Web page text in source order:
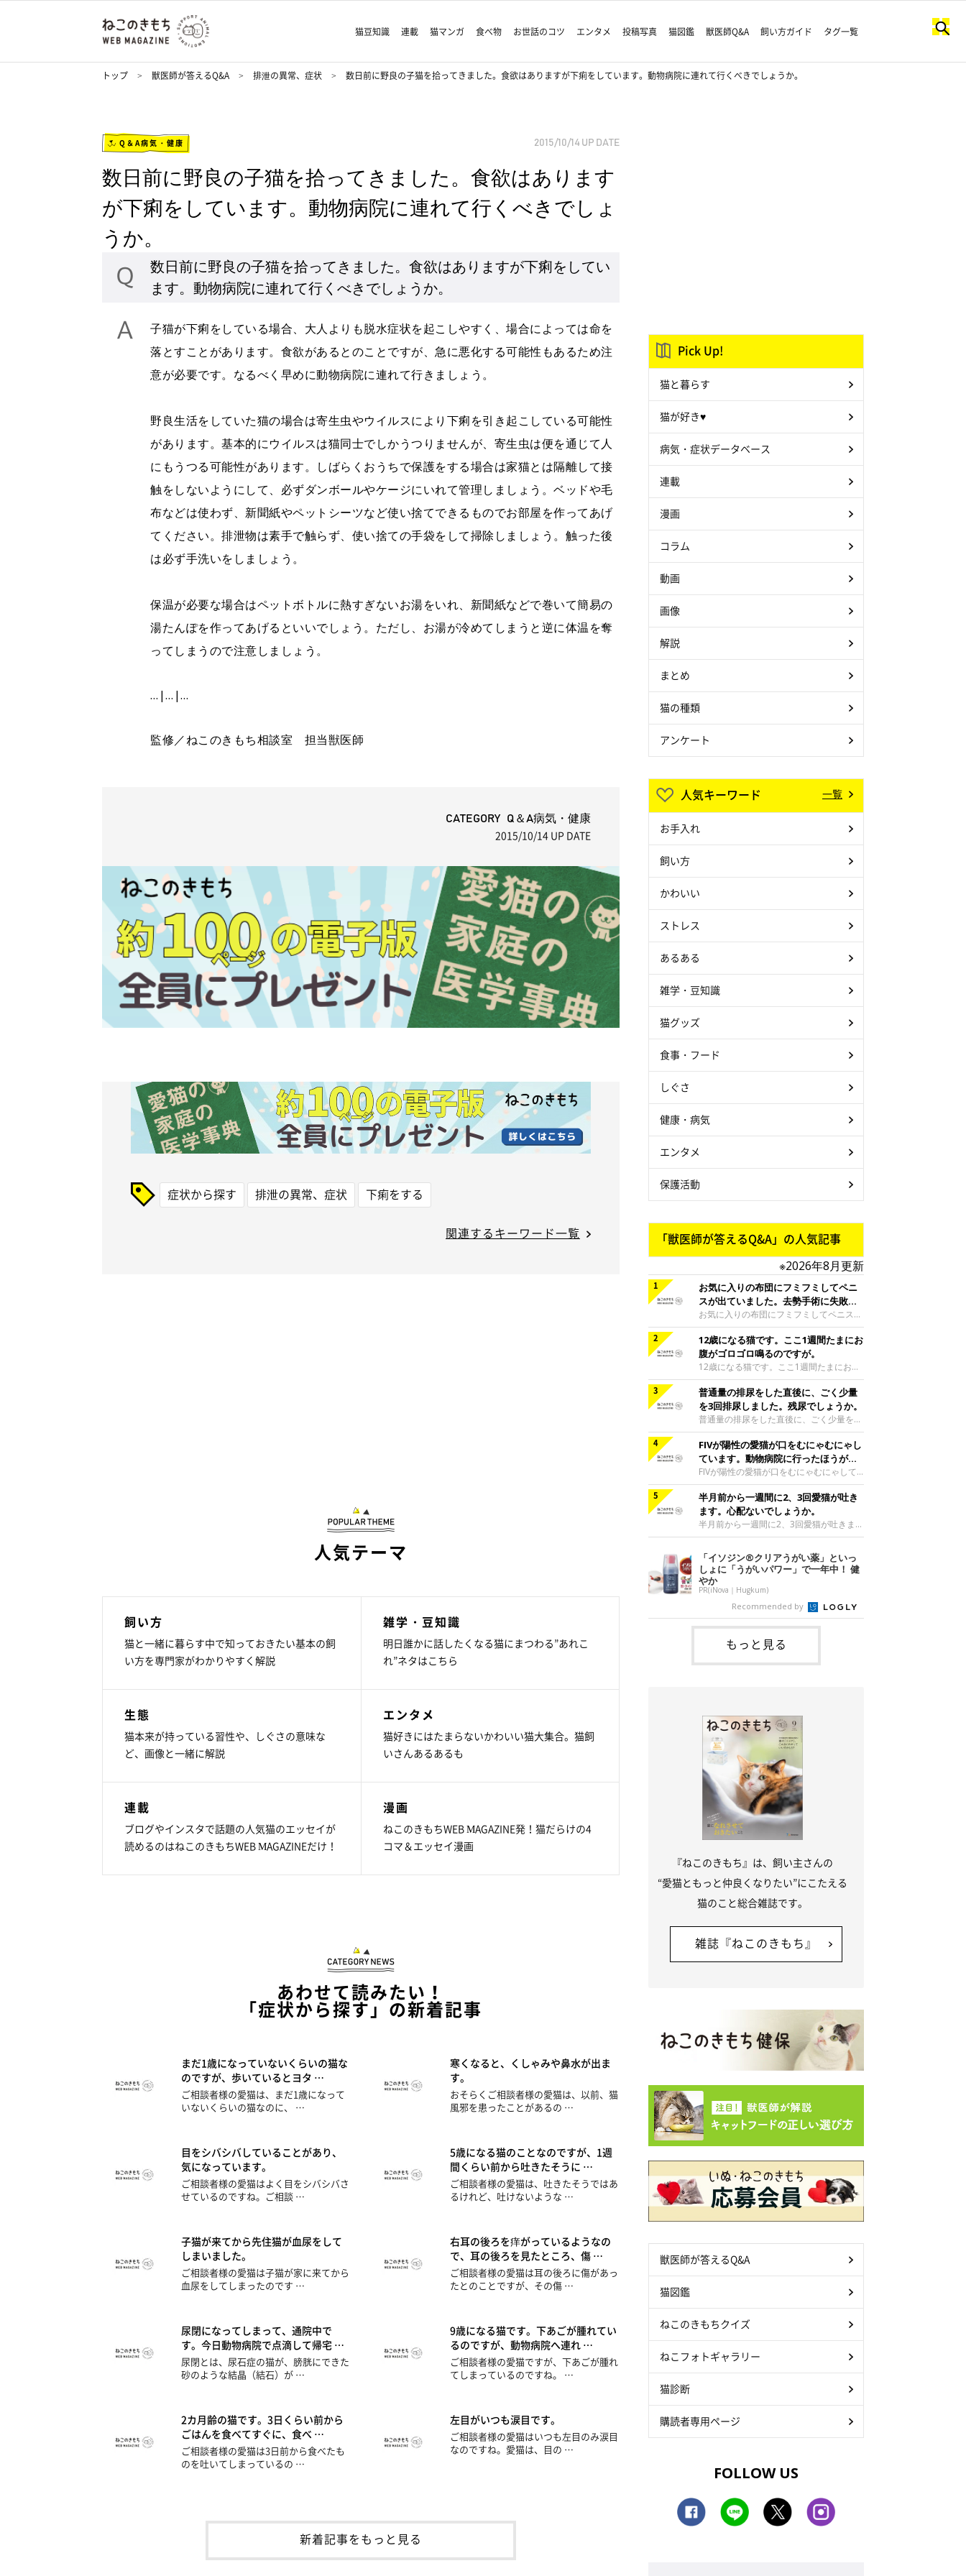
猫豆知識 連載 猫マンガ 食べ物 お世話のコツ エンタメ 投稿写真 猫図鑑 獣医師Q&A 飼い方ガイド タグ一覧
トップ 獣医師が答えるQ&A 排泄の異常、症状 数日前に野良の子猫を拾ってきました。食欲はありますが下痢をしています。動物病院に連れて行くべきでしょうか。
Q＆A病気・健康 2015/10/14 UP DATE
数日前に野良の子猫を拾ってきました。食欲はあります
が下痢をしています。動物病院に連れて行くべきでしょ
うか。
数日前に野良の子猫を拾ってきました。食欲はありますが下痢をしてい
ます。動物病院に連れて行くべきでしょうか。
子猫が下痢をしている場合、大人よりも脱水症状を起こしやすく、場合によっては命を
落とすことがあります。食欲があるとのことですが、急に悪化する可能性もあるため注
意が必要です。なるべく早めに動物病院に連れて行きましょう。
野良生活をしていた猫の場合は寄生虫やウイルスにより下痢を引き起こしている可能性
があります。基本的にウイルスは猫同士でしかうつりませんが、寄生虫は便を通じて人
にもうつる可能性があります。しばらくおうちで保護をする場合は家猫とは隔離して接
触をしないようにして、必ずダンボールやケージにいれて管理しましょう。ベッドや毛
布などは使わず、新聞紙やペットシーツなど使い捨てできるものでお部屋を作ってあげ
てください。排泄物は素手で触らず、使い捨ての手袋をして掃除しましょう。触った後
は必ず手洗いをしましょう。
保温が必要な場合はペットボトルに熱すぎないお湯をいれ、新聞紙などで巻いて簡易の
湯たんぽを作ってあげるといいでしょう。ただし、お湯が冷めてしまうと逆に体温を奪
ってしまうので注意しましょう。
…|…|…
監修／ねこのきもち相談室 担当獣医師
CATEGORY Q＆A病気・健康
2015/10/14 UP DATE
症状から探す 排泄の異常、症状 下痢をする
関連するキーワード一覧
人気テーマ
飼い方
猫と一緒に暮らす中で知っておきたい基本の飼
い方を専門家がわかりやすく解説
雑学・豆知識
明日誰かに話したくなる猫にまつわる”あれこ
れ”ネタはこちら
生態
猫本来が持っている習性や、しぐさの意味な
ど、画像と一緒に解説
エンタメ
猫好きにはたまらないかわいい猫大集合。猫飼
いさんあるあるも
連載
ブログやインスタで話題の人気猫のエッセイが
読めるのはねこのきもちWEB MAGAZINEだけ！
漫画
ねこのきもちWEB MAGAZINE発！猫だらけの4
コマ＆エッセイ漫画
あわせて読みたい！
「症状から探す」の新着記事
まだ1歳になっていないくらいの猫な
のですが、歩いているとヨタ …
ご相談者様の愛猫は、まだ1歳になって
いないくらいの猫なのに、 …
寒くなると、くしゃみや鼻水が出ま
す。
おそらくご相談者様の愛猫は、以前、猫
風邪を患ったことがあるの …
目をシバシバしていることがあり、
気になっています。
ご相談者様の愛猫はよく目をシバシバさ
せているのですね。ご相談 …
5歳になる猫のことなのですが、1週
間くらい前から吐きたそうに …
ご相談者様の愛猫は、吐きたそうではあ
るけれど、吐けないような …
子猫が来てから先住猫が血尿をして
しまいました。
ご相談者様の愛猫は子猫が家に来てから
血尿をしてしまったのです …
右耳の後ろを痒がっているようなの
で、耳の後ろを見たところ、傷 …
ご相談者様の愛猫は耳の後ろに傷があっ
たとのことですが、その傷 …
尿閉になってしまって、通院中で
す。今日動物病院で点滴して帰宅 …
尿閉とは、尿石症の猫が、膀胱にできた
砂のような結晶（結石）が …
9歳になる猫です。下あごが腫れてい
るのですが、動物病院へ連れ …
ご相談者様の愛猫ですが、下あごが腫れ
てしまっているのですね。 …
2カ月齢の猫です。3日くらい前から
ごはんを食べてすぐに、食べ …
ご相談者様の愛猫は3日前から食べたも
のを吐いてしまっているの …
左目がいつも涙目です。
ご相談者様の愛猫はいつも左目のみ涙目
なのですね。愛猫は、目の …
新着記事をもっと見る
Pick Up!
猫と暮らす
猫が好き♥
病気・症状データベース
連載
漫画
コラム
動画
画像
解説
まとめ
猫の種類
アンケート
人気キーワード 一覧
お手入れ
飼い方
かわいい
ストレス
あるある
雑学・豆知識
猫グッズ
食事・フード
しぐさ
健康・病気
エンタメ
保護活動
「獣医師が答えるQ&A」の人気記事
※2026年8月更新
お気に入りの布団にフミフミしてペニ
スが出ていました。去勢手術に失敗し
たのでしょうか。
お気に入りの布団にフミフミしてペニスが
出ていました。去勢手術に失敗したのでし
ょうか。去勢手術は精巣を除去して精子が
できないようにする手術ですので、ペニス
の機能まで制御する手術ではありません。
フミフミするとリラックスしたり気分がよ
くなって、ペニスが出てくることがあるよ
うです。ミックス|Ｃ|1歳3カ月監修／ね
このきもち相談室 担当獣医師
12歳になる猫です。ここ1週間たまにお
腹がゴロゴロ鳴るのですが。
12歳になる猫です。ここ1週間たまにお腹
がゴロゴロ鳴るのですが。ご相談者様の愛
猫のお腹が、ここ1週間ゴロゴロと鳴って
いるのですね。腸は、腸のぜんどう運動と
いう動きにより、胃腸の内容物を肛門のほ
うへと送り出すように動いています。一般
的に、腹鳴はこれらの腸のぜんどう運動が
亢進したときなどに、お腹のガスが動くと
聞こえてくる音です。普段はあまりそうい
った腹鳴が聞こえない猫では、急に腹鳴が
聞こえてくると、その後下痢になってしま
うことがあります。しかし、ご相談者様の
愛猫は、1週間お腹がゴロゴロ鳴っている
ものの、便に
普通量の排尿をした直後に、ごく少量
を3回排尿しました。残尿でしょうか。
普通量の排尿をした直後に、ごく少量を3
回排尿しました。残尿でしょうか。ご相談
者様がおっしゃられているように、ご相談
者様の愛猫は残尿感があって、このように
排尿をしているのだと思われます。膀胱炎
や尿石症などの尿路系の疾患を患っている
可能性が高いです。できるだけ早くかかり
つけの動物病院へ行き、診てもらってくだ
さいね。膀胱炎や尿石症などの尿路系の疾
患が疑われるようなときは、可能であれば
談者様の愛猫は、あまり蓄尿することがで
きない可能性があり、採尿は特に難しいか
も知れません。
FIVが陽性の愛猫が口をむにゃむにゃし
ています。動物病院に行ったほうがい
いですか。
FIVが陽性の愛猫が口をむにゃむにゃして
います。動物病院に行ったほうがいいです
か。口をむにゃむにゃするしぐさは、口の
中に何か違和感を感じているときや吐き気
を感じているときに見られる場合が多いで
す。特にFIV陽性の猫の場合は、口内炎な
どがおこりやすい傾向がありますので、早
めに受診をして必要な治療を受けるほうが
よいでしょう。アメショミックス|♀|9歳7
カ月監修／ねこのきもち相談室 担当獣医
半月前から一週間に2、3回愛猫が吐き
ます。心配ないでしょうか。
半月前から一週間に2、3回愛猫が吐きま
す。心配ないでしょうか。吐く回数が多い
と食道炎や栄養不良といった他の病気を起
こすこともあります。原因を確かめて治療
したり、回数を減らすようにしたほうがよ
いかと思います。食事後すぐに毛玉を吐
く、または未消化物を吐いているのでした
ら、吐く回数を減らすように努めながら様
子を見ていてもよいかと思います。毛玉を
減らすためにはブラッシングをして抜け毛
の手入れをしたり、毛玉を便に排泄させる
フードや毛玉除去剤を利用する方法があり
「イソジン®クリアうがい薬」といっ
しょに「うがいパワー」で一年中！ 健
やか
PR(iNova｜Hugkum)
Recommended by
もっと見る
『ねこのきもち』は、飼い主さんの
“愛猫ともっと仲良くなりたい”にこたえる
猫のこと総合雑誌です。
雑誌『ねこのきもち』
獣医師が答えるQ&A
猫図鑑
ねこのきもちクイズ
ねこフォトギャラリー
猫診断
購読者専用ページ
FOLLOW US